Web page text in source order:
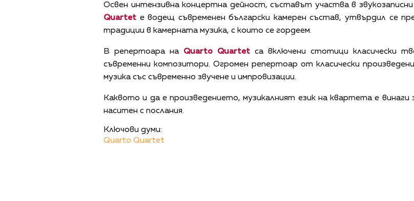
Освен интензивна концертна дейност, съставът участва в
Quartet e водещ съвременен български камерен състав, утвърдил се
традиции в камерната музика, с които се гордеем.
В репертоара на Quarto Quartet са включени стотици класически
съвременни композитори. Огромен репертоар от класически
музика със съвременно звучене и импровизации.
Каквото и да е произведението, музикалният език на квартета е винаги
наситен с послания.
Ключови думи:
Quarto Quartet